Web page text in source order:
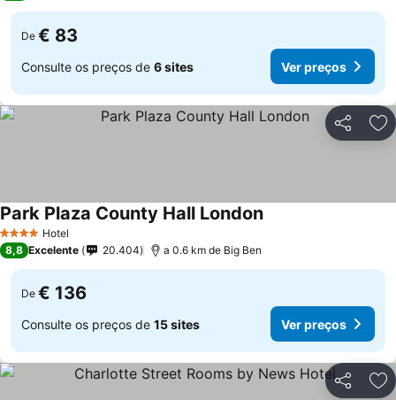
De € 83
Consulte os preços de 6 sites Ver preços
Partilhar
4 EstrelasHotel
Park Plaza County Hall London
8,8 Excelente 20.404 a 0.6 km de Big Ben
De € 136
Consulte os preços de 15 sites Ver preços
Partilhar